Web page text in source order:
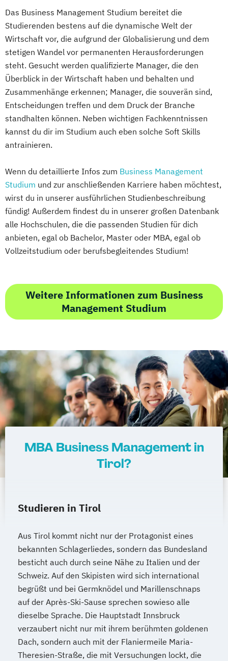
Das Business Management Studium bereitet die
Studierenden bestens auf die dynamische Welt der
Wirtschaft vor, die aufgrund der Globalisierung und dem
stetigen Wandel vor permanenten Herausforderungen
steht. Gesucht werden qualifizierte Manager, die den
Überblick in der Wirtschaft haben und behalten und
Zusammenhänge erkennen; Manager, die souverän sind,
Entscheidungen treffen und dem Druck der Branche
standhalten können. Neben wichtigen Fachkenntnissen
kannst du dir im Studium auch eben solche Soft Skills
antrainieren.
Wenn du detaillierte Infos zum Business Management
Studium und zur anschließenden Karriere haben möchtest,
wirst du in unserer ausführlichen Studienbeschreibung
fündig! Außerdem findest du in unserer großen Datenbank
alle Hochschulen, die die passenden Studien für dich
anbieten, egal ob Bachelor, Master oder MBA, egal ob
Vollzeitstudium oder berufsbegleitendes Studium!
Weitere Informationen zum Business
Management Studium
MBA Business Management in
Tirol?
Studieren in Tirol
Aus Tirol kommt nicht nur der Protagonist eines
bekannten Schlagerliedes, sondern das Bundesland
besticht auch durch seine Nähe zu Italien und der
Schweiz. Auf den Skipisten wird sich international
begrüßt und bei Germknödel und Marillenschnaps
auf der Après-Ski-Sause sprechen sowieso alle
dieselbe Sprache. Die Hauptstadt Innsbruck
verzaubert nicht nur mit ihrem berühmten goldenen
Dach, sondern auch mit der Flaniermeile Maria-
Theresien-Straße, die mit Versuchungen lockt, die